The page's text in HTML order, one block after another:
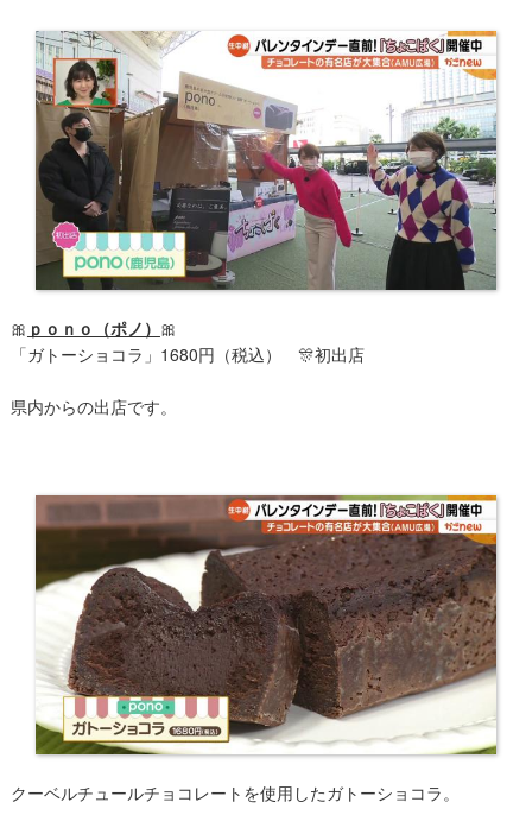
🎀 ｐｏｎｏ（ポノ） 🎀
「​ガトーショコラ」1680円（税込） 🎊初出店
県内からの出店です。
クーベルチュールチョコレートを使用したガトーショコラ。